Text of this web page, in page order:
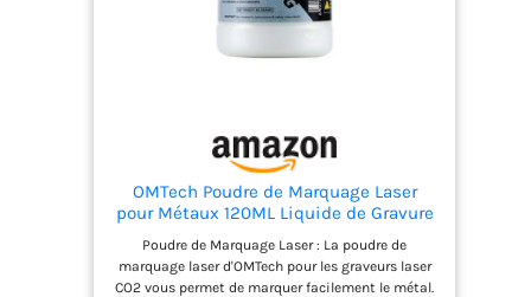
OMTech Poudre de Marquage Laser
pour Métaux 120ML Liquide de Gravure
Laser Encre Laser pour Graveur Laser
CO2 à Haut Contraste Noire Agent pour
Aluminium Acier Inoxydable Laiton
Poudre de Marquage Laser : La poudre de
marquage laser d'OMTech pour les graveurs laser
CO2 vous permet de marquer facilement le métal.